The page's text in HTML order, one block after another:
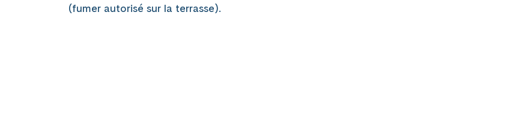
(fumer autorisé sur la terrasse).